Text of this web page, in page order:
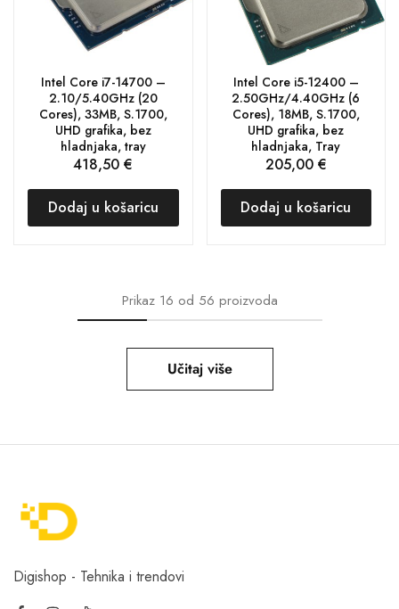
Intel Core i7-14700 –
2.10/5.40GHz (20
Cores), 33MB, S.1700,
UHD grafika, bez
hladnjaka, tray
418,50€
Dodaj u košaricu
Intel Core i5-12400 –
2.50GHz/4.40GHz (6
Cores), 18MB, S.1700,
UHD grafika, bez
hladnjaka, Tray
205,00 €
Dodaj u košaricu
Prikaz16 od 56 proizvoda
Učitaj više
Digishop - Tehnika i trendovi